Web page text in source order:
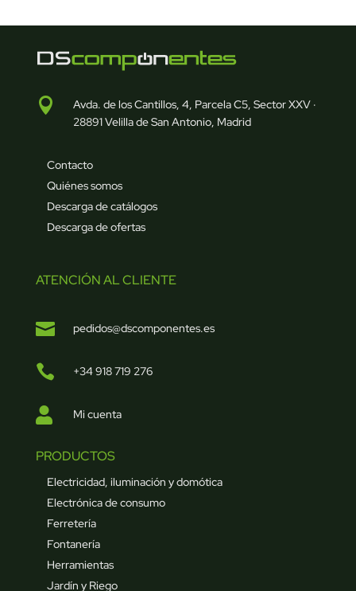

Avda. de los Cantillos, 4, Parcela C5, Sector XXV ·
28891 Velilla de San Antonio, Madrid
Contacto
Quiénes somos
Descarga de catálogos
Descarga de ofertas
ATENCIÓN AL CLIENTE
 pedidos@dscomponentes.es
 +34 918 719 276
 Mi cuenta
PRODUCTOS
Electricidad, iluminación y domótica
Electrónica de consumo
Ferretería
Fontanería
Herramientas
Jardín y Riego